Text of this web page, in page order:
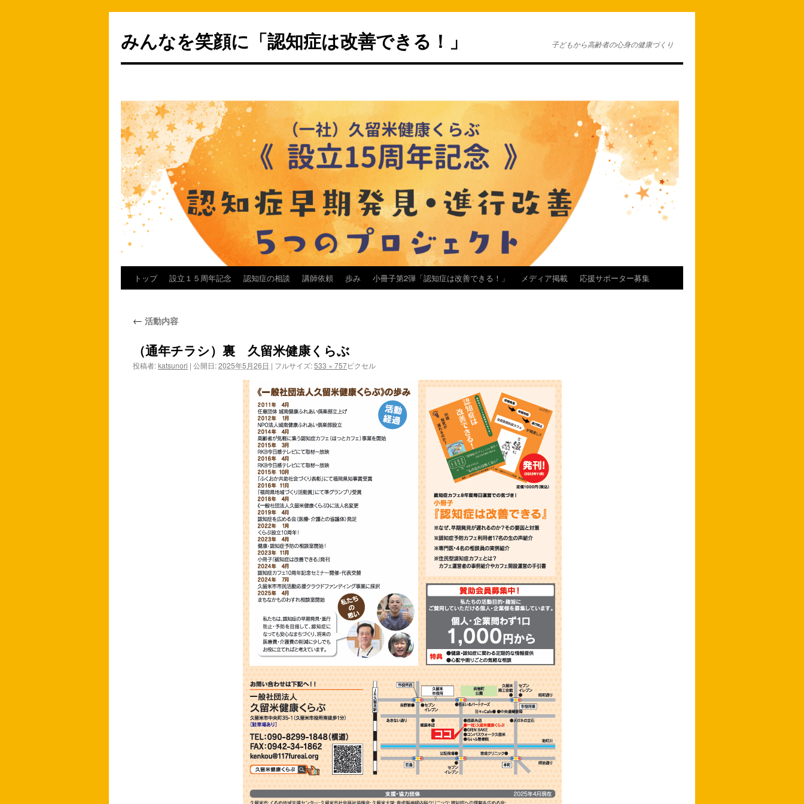
みんなを笑顔に「認知症は改善できる！」 子どもから高齢者の心身の健康づくり
テ
ツ
トップ 設立１５周年記念 認知症の相談 講師依頼 歩み 小冊子第2弾「認知症は改善できる！」 メディア掲載 応援サポーター募集
← 活動内容
（通年チラシ）裏 久留米健康くらぶ
投稿者:katsunori | 公開日:2025年5月26日 | フルサイズ:533 × 757ピクセル